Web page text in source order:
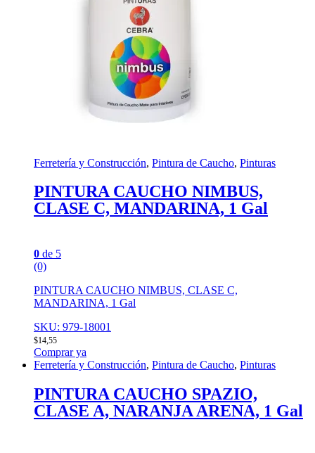
Ferretería y Construcción, Pintura de Caucho, Pinturas
PINTURA CAUCHO NIMBUS,
CLASE C, MANDARINA, 1 Gal
0 de 5
(0)
PINTURA CAUCHO NIMBUS, CLASE C,
MANDARINA, 1 Gal
SKU: 979-18001
$14,55
Comprar ya
Ferretería y Construcción, Pintura de Caucho, Pinturas
PINTURA CAUCHO SPAZIO,
CLASE A, NARANJA ARENA, 1 Gal